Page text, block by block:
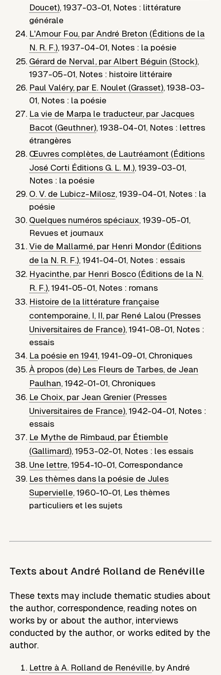
Doucet),1937-03-01, Notes : littérature
générale
L'Amour Fou, par André Breton (Éditions de la
N. R. F.),1937-04-01, Notes : la poésie
Gérard de Nerval, par Albert Béguin (Stock),
1937-05-01, Notes : histoire littéraire
Paul Valéry, par E. Noulet (Grasset),1938-03-
01, Notes : la poésie
La vie de Marpa le traducteur, par Jacques
Bacot (Geuthner),1938-04-01, Notes : lettres
étrangères
Œuvres complètes, de Lautréamont (Éditions
José Corti Éditions G. L. M.),1939-03-01,
Notes : la poésie
O. V. de Lubicz-Milosz,1939-04-01, Notes : la
poésie
Quelques numéros spéciaux,1939-05-01,
Revues et journaux
Vie de Mallarmé, par Henri Mondor (Éditions
de la N. R. F.),1941-04-01, Notes : essais
Hyacinthe, par Henri Bosco (Éditions de la N.
R. F.),1941-05-01, Notes : romans
Histoire de la littérature française
contemporaine, I, II, par René Lalou (Presses
Universitaires de France),1941-08-01, Notes :
essais
La poésie en 1941,1941-09-01, Chroniques
À propos (de) Les Fleurs de Tarbes, de Jean
Paulhan,1942-01-01, Chroniques
Le Choix, par Jean Grenier (Presses
Universitaires de France),1942-04-01, Notes :
essais
Le Mythe de Rimbaud, par Étiemble
(Gallimard),1953-02-01, Notes : les essais
Une lettre,1954-10-01, Correspondance
Les thèmes dans la poésie de Jules
Supervielle,1960-10-01, Les thèmes
particuliers et les sujets
Texts about André Rolland de Renéville
These texts may include thematic studies about
the author, correspondence, reading notes on
works by or about the author, interviews
conducted by the author, or works edited by the
author.
Lettre à A. Rolland de Renéville, by André